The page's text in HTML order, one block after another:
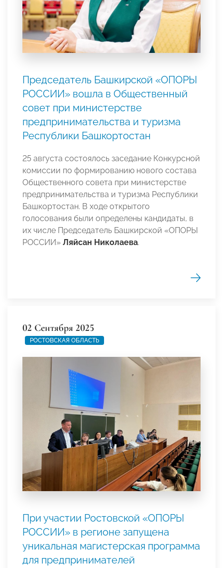
Председатель Башкирской «ОПОРЫ
РОССИИ» вошла в Общественный
совет при министерстве
предпринимательства и туризма
Республики Башкортостан
25 августа состоялось заседание Конкурсной
комиссии по формированию нового состава
Общественного совета при министерстве
предпринимательства и туризма Республики
Башкортостан. В ходе открытого
голосования были определены кандидаты, в
их числе Председатель Башкирской «ОПОРЫ
РОССИИ» Ляйсан Николаева.
02 Сентября 2025
РОСТОВСКАЯ ОБЛАСТЬ
При участии Ростовской «ОПОРЫ
РОССИИ» в регионе запущена
уникальная магистерская программа
для предпринимателей